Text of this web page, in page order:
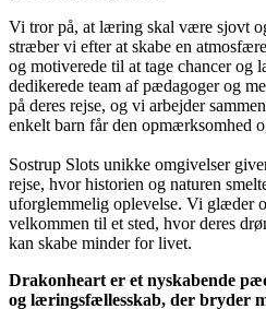
Vi tror på, at læring skal være sjovt
stræber vi efter at skabe en
og motiverede til at tage chancer og
dedikerede team af pædagoger og
på deres rejse, og vi arbejder
enkelt barn får den opmærksomhed
Sostrup Slots unikke omgivelser
rejse, hvor historien og naturen
uforglemmelig oplevelse. Vi glæder
velkommen til et sted, hvor deres
kan skabe minder for livet.
Drakonheart er et nyskabende
og læringsfællesskab, der bryder